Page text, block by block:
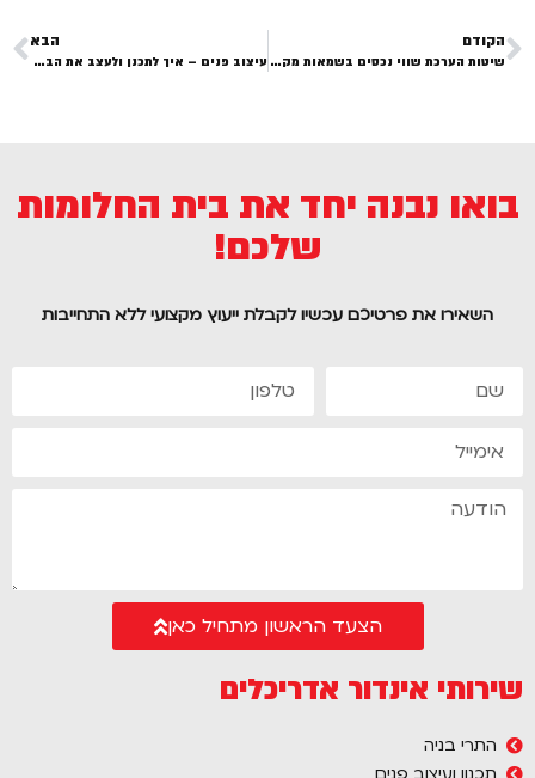
הקודם
שיטות הערכת שווי נכסים בשמאות מקרקעין – המדריך השלם
הבא
עיצוב פנים – איך לתכנן ולעצב את הבית המושלם?
בואו נבנה יחד את בית החלומות
שלכם!
השאירו את פרטיכם עכשיו לקבלת ייעוץ מקצועי ללא התחייבות
הצעד הראשון מתחיל כאן
שירותי אינדור אדריכלים
התרי בניה